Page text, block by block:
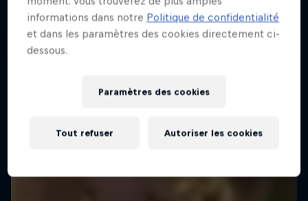
informations dans notre Politique de confidentialité
et dans les paramètres des cookies directement ci-
dessous.
Paramètres des cookies
Tout refuser Autoriser les cookies